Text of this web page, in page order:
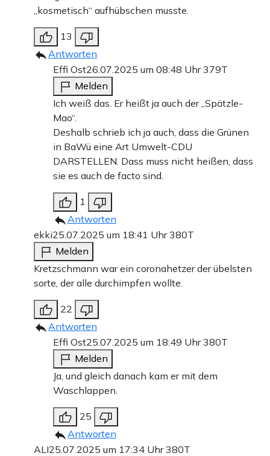
„kosmetisch“ aufhübschen musste.
13
Antworten
Effi Ost26.07.2025 um 08:48 Uhr379T
Melden
Ich weiß das. Er heißt ja auch der „Spätzle-
Mao“.
Deshalb schrieb ich ja auch, dass die Grünen
in BaWü eine Art Umwelt-CDU
DARSTELLEN. Dass muss nicht heißen, dass
sie es auch de facto sind.
1
Antworten
ekki25.07.2025 um 18:41 Uhr380T
Melden
Kretzschmann war ein coronahetzer der übelsten
sorte, der alle durchimpfen wollte.
22
Antworten
Effi Ost25.07.2025 um 18:49 Uhr380T
Melden
Ja, und gleich danach kam er mit dem
Waschlappen.
25
Antworten
ALI25.07.2025 um 17:34 Uhr380T